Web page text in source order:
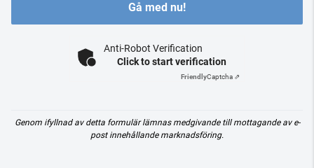
Gå med nu!
Anti-Robot Verification
Click to start verification
FriendlyCaptcha ⇗
Genom ifyllnad av detta formulär lämnas medgivande till mottagande av e-
post innehållande marknadsföring.